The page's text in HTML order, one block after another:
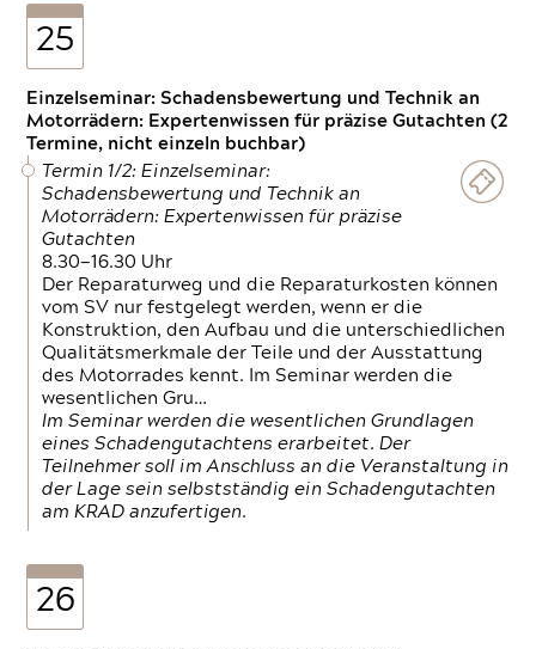
25
Einzelseminar: Schadensbewertung und Technik an
Motorrädern: Expertenwissen für präzise Gutachten (2
Termine, nicht einzeln buchbar)
Termin 1/2: Einzelseminar:
Schadensbewertung und Technik an
Motorrädern: Expertenwissen für präzise
Gutachten
8.30—16.30 Uhr
Der Reparaturweg und die Reparaturkosten können
vom SV nur festgelegt werden, wenn er die
Konstruktion, den Aufbau und die unterschiedlichen
Qualitätsmerkmale der Teile und der Ausstattung
des Motorrades kennt. Im Seminar werden die
wesentlichen Gru…
Im Seminar werden die wesentlichen Grundlagen
eines Schadengutachtens erarbeitet. Der
Teilnehmer soll im Anschluss an die Veranstaltung in
der Lage sein selbstständig ein Schadengutachten
am KRAD anzufertigen.
26